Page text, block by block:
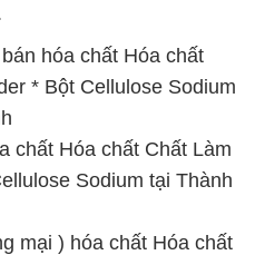
hóa chất Hóa chất
* Bột Cellulose Sodium
chất Hóa chất Chất Làm
Sodium tại Thành
mại ) hóa chất Hóa chất